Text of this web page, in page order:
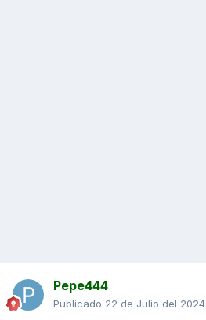
Pepe444
Publicado 22 de Julio del 2024